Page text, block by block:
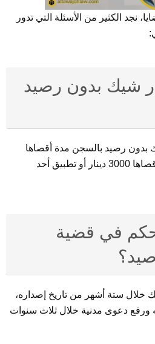
نجد الكثير من الأسئلة التي تدور
شيك بدون رصيد
بدون رصيد بالسجن مدة أقصاها
ثلاث سنوات مع دفع غرامة أقصاها 3000 دينار أو تطبيق أحد
في قضية
ستة أشهر من تاريخ إصداره،
ورفع دعوى مدنية خلال ثلاث سنوات